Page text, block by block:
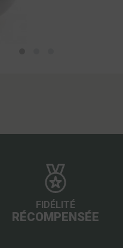
FIDÉLITÉ
RÉCOMPENSÉE